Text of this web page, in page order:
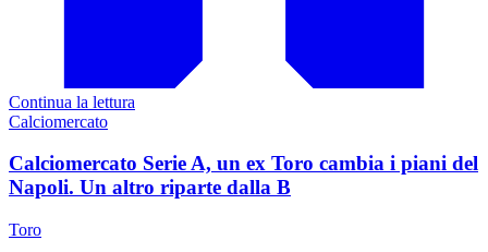
Continua la lettura
Calciomercato
Calciomercato Serie A, un ex Toro cambia i piani del
Napoli. Un altro riparte dalla B
Toro